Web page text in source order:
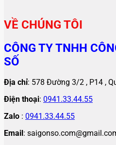
VỀ CHÚNG TÔI
CÔNG TY TNHH
SỐ
Địa chỉ: 578 Đường 3/2 , P14 ,
Điện thoại: 0941.33.44.55
Zalo : 0941.33.44.55
Email :